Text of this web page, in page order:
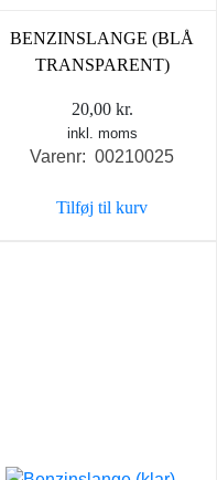
BENZINSLANGE (BLÅ
TRANSPARENT)
20,00 kr.
inkl. moms
Varenr: 00210025
Tilføj til kurv